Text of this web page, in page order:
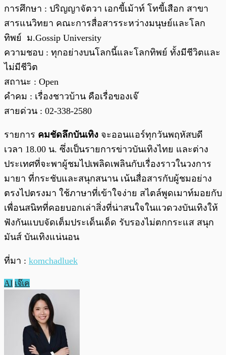
การศึกษา : ปริญญาจัตวา เอกขี้เม้าท์ โทขี้เสือก สาขา
สารแนวิทยา คณะการสื่อสารระหว่างมนุษย์และโลก
ทิพย์ ม.Gossip University
ความชอบ : ทุกอย่างบนโลกนี้และโลกทิพย์ ทั้งมีชีวิตและ
ไม่มีชีวิต
สถานะ : Open
คำคม : เรื่องชาวบ้าน คือเรื่อของเจ๊
สายด่วน : 02-338-2580
รายการ คมชัดลึกบันเทิง จะออนแอร์ทุกวันพฤหัสบดี
เวลา 18.00 น. ซึ่งเป็นรายการข่าวบันเทิงไทย และต่าง
ประเทศที่จะพาผู้ชมไปเพลิดเพลินกับเรื่องราวในวงการ
มายา ที่กระชับและสนุกสนาน เน้นสื่อสารกับผู้ชมอย่าง
ตรงไปตรงมา ใช้ภาษาที่เข้าใจง่าย สไตล์พูดเมาท์มอยกับ
เพื่อนสนิทที่คอยบอกเล่าสิ่งที่น่าสนใจในแวดวงบันเทิงให้
ฟังกันแบบจัดเต็มประเด็นเด็ด รับรองไม่ตกกระแส สนุก
มันส์ บันเทิงแน่นอน
ที่มา : komchadluek
AI เจ๊เค